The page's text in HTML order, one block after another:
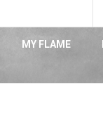
MY FLAME